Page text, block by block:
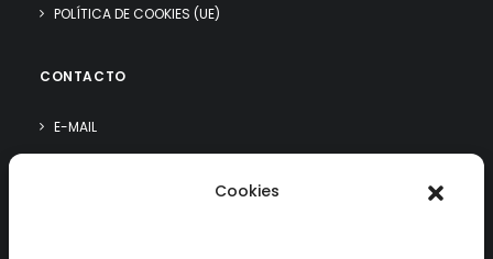
Cookies
POLÍTICA DE COOKIES (UE)
CONTACTO
E-MAIL